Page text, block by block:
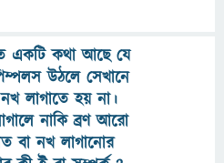
একটি কথা আছে যে
উঠলে সেখানে
লাগাতে হয় না।
নাকি ব্রণ আরো
বা নখ লাগানোর